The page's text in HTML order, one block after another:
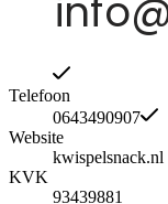
Telefoon
0643490907
Website
kwispelsnack.nl
KVK
93439881